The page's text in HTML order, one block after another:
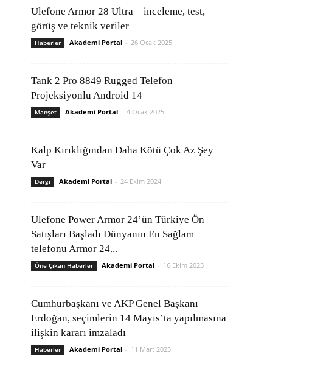
Ulefone Armor 28 Ultra – inceleme, test,
görüş ve teknik veriler
Haberler Akademi Portal - 26 Ocak 2025
Tank 2 Pro 8849 Rugged Telefon
Projeksiyonlu Android 14
Manşet Akademi Portal - 4 Ocak 2025
Kalp Kırıklığından Daha Kötü Çok Az Şey
Var
Dergi Akademi Portal - 24 Ekim 2024
Ulefone Power Armor 24’ün Türkiye Ön
Satışları Başladı Dünyanın En Sağlam
telefonu Armor 24...
Öne Çıkan Haberler Akademi Portal - 16 Ekim 2023
Cumhurbaşkanı ve AKP Genel Başkanı
Erdoğan, seçimlerin 14 Mayıs’ta yapılmasına
ilişkin kararı imzaladı
Haberler Akademi Portal - 11 Mart 2023